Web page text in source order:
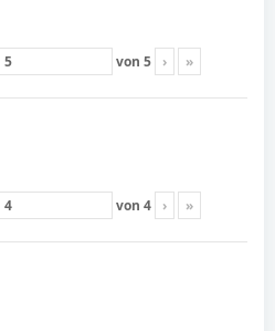
von 5 › »
von 4 › »